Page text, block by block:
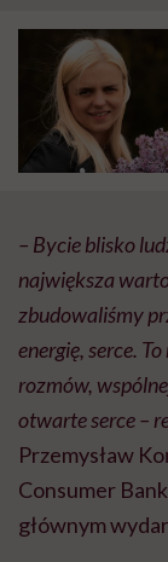
– Bycie blisko
największa
zbudowaliśmy
energię, serce.
rozmów,
otwarte serce –
Przemysław
Consumer
głównym